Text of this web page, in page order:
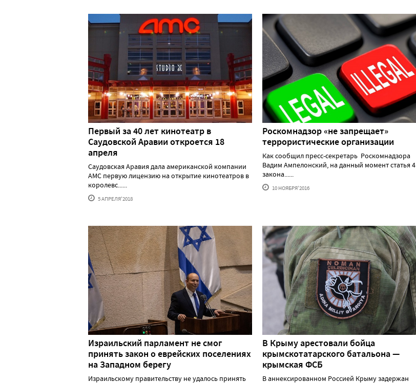
Первый за 40 лет кинотеатр в
Саудовской Аравии откроется 18
апреля
Саудовская Аравия дала американской компании
AMC первую лицензию на открытие кинотеатров в
королевс......
5 АПРЕЛЯ'2018
Роскомнадзор «не запрещает»
террористические организации
Как сообщил пресс-секретарь Роскомнадзора
Вадим Ампелонский, на данный момент статья 4
закона......
10 НОЯБРЯ'2016
Израильский парламент не смог
принять закон о еврейских поселениях
на Западном берегу
Израильскому правительству не удалось принять
В Крыму арестовали бойца
крымскотатарского батальона —
крымская ФСБ
В аннексированном Россией Крыму задержан